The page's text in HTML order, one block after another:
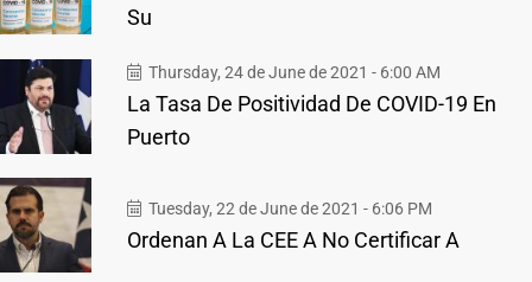
Su
Thursday, 24 de June de 2021 - 6:00 AM
La Tasa De Positividad De COVID-19 En
Puerto
Tuesday, 22 de June de 2021 - 6:06 PM
Ordenan A La CEE A No Certificar A